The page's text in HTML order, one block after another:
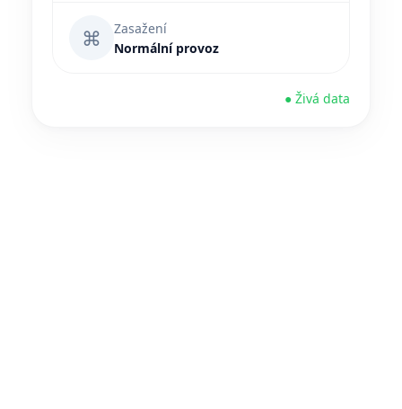
⌘
Zasažení
Normální provoz
● Živá data